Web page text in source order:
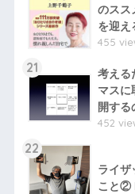
のスス
を迎え
455
21
考える
マスに
開する
452
22
ライザ
こと②